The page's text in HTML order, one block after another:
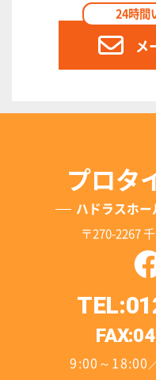
24時間
メ
プロタ
ハドラスホ
〒270-2267
9:00～18:00